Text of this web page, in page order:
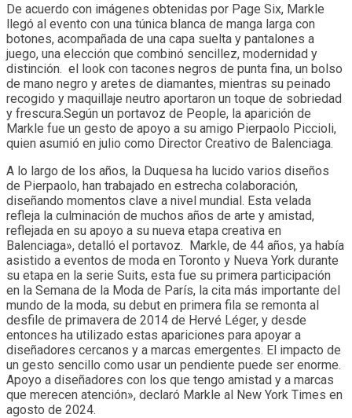
De acuerdo con imágenes obtenidas por Page Six, Markle
llegó al evento con una túnica blanca de manga larga con
botones, acompañada de una capa suelta y pantalones a
juego, una elección que combinó sencillez, modernidad y
distinción. el look con tacones negros de punta fina, un bolso
de mano negro y aretes de diamantes, mientras su peinado
recogido y maquillaje neutro aportaron un toque de sobriedad
y frescura.Según un portavoz de People, la aparición de
Markle fue un gesto de apoyo a su amigo Pierpaolo Piccioli,
quien asumió en julio como Director Creativo de Balenciaga.
A lo largo de los años, la Duquesa ha lucido varios diseños
de Pierpaolo, han trabajado en estrecha colaboración,
diseñando momentos clave a nivel mundial. Esta velada
refleja la culminación de muchos años de arte y amistad,
reflejada en su apoyo a su nueva etapa creativa en
Balenciaga», detalló el portavoz. Markle, de 44 años, ya había
asistido a eventos de moda en Toronto y Nueva York durante
su etapa en la serie Suits, esta fue su primera participación
en la Semana de la Moda de París, la cita más importante del
mundo de la moda, su debut en primera fila se remonta al
desfile de primavera de 2014 de Hervé Léger, y desde
entonces ha utilizado estas apariciones para apoyar a
diseñadores cercanos y a marcas emergentes. El impacto de
un gesto sencillo como usar un pendiente puede ser enorme.
Apoyo a diseñadores con los que tengo amistad y a marcas
que merecen atención», declaró Markle al New York Times en
agosto de 2024.